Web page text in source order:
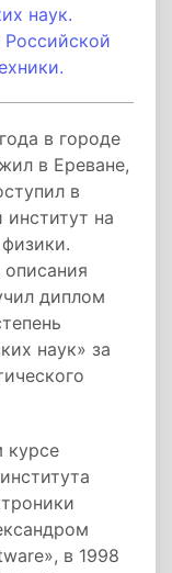
наук.
в городе
в Ереване,
в
на
диплом
наук» за
курсе
в 1998